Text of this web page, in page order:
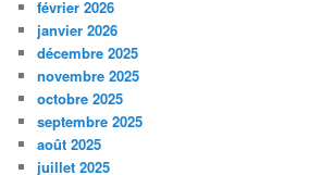
février 2026
janvier 2026
décembre 2025
novembre 2025
octobre 2025
septembre 2025
août 2025
juillet 2025